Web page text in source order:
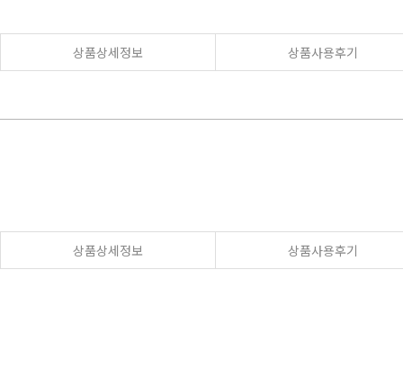
상품상세정보 상품사용후기
상품상세정보 상품사용후기